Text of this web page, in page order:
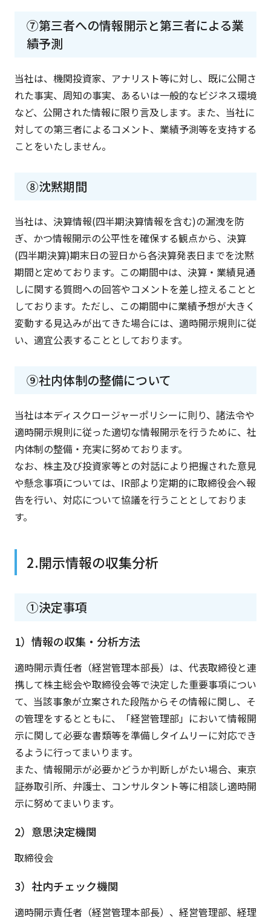
⑦第三者への情報開示と第三者による業
績予測
当社は、機関投資家、アナリスト等に対し、既に公開さ
れた事実、周知の事実、あるいは一般的なビジネス環境
など、公開された情報に限り言及します。また、当社に
対しての第三者によるコメント、業績予測等を支持する
ことをいたしません。
⑧沈黙期間
当社は、決算情報(四半期決算情報を含む)の漏洩を防
ぎ、かつ情報開示の公平性を確保する観点から、決算
(四半期決算)期末日の翌日から各決算発表日までを沈黙
期間と定めております。この期間中は、決算・業績見通
しに関する質問への回答やコメントを差し控えることと
しております。ただし、この期間中に業績予想が大きく
変動する見込みが出てきた場合には、適時開示規則に従
い、適宜公表することとしております。
⑨社内体制の整備について
当社は本ディスクロージャーポリシーに則り、諸法令や
適時開示規則に従った適切な情報開示を行うために、社
内体制の整備・充実に努めております。
なお、株主及び投資家等との対話により把握された意見
や懸念事項については、IR部より定期的に取締役会へ報
告を行い、対応について協議を行うこととしておりま
す。
2.開示情報の収集分析
①決定事項
1）情報の収集・分析方法
適時開示責任者（経営管理本部長）は、代表取締役と連
携して株主総会や取締役会等で決定した重要事項につい
て、当該事象が立案された段階からその情報に関し、そ
の管理をするとともに、「経営管理部」において情報開
示に関して必要な書類等を準備しタイムリーに対応でき
るように行ってまいります。
また、情報開示が必要かどうか判断しがたい場合、東京
証券取引所、弁護士、コンサルタント等に相談し適時開
示に努めてまいります。
2）意思決定機関
取締役会
3）社内チェック機関
適時開示責任者（経営管理本部長）、経営管理部、経理